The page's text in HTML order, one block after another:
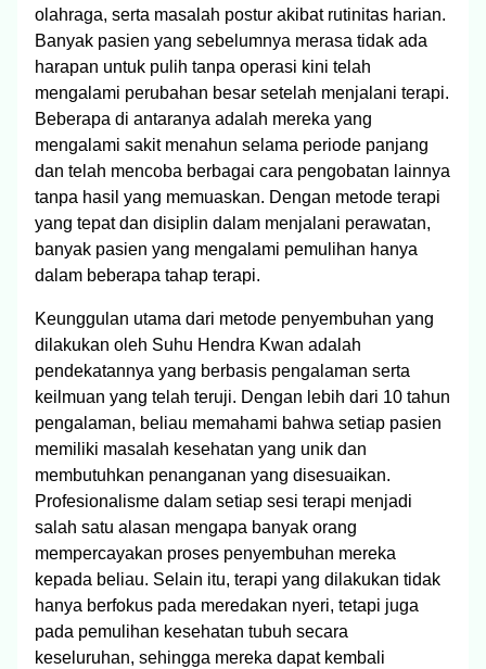
olahraga, serta masalah postur akibat rutinitas harian.
Banyak pasien yang sebelumnya merasa tidak ada
harapan untuk pulih tanpa operasi kini telah
mengalami perubahan besar setelah menjalani terapi.
Beberapa di antaranya adalah mereka yang
mengalami sakit menahun selama periode panjang
dan telah mencoba berbagai cara pengobatan lainnya
tanpa hasil yang memuaskan. Dengan metode terapi
yang tepat dan disiplin dalam menjalani perawatan,
banyak pasien yang mengalami pemulihan hanya
dalam beberapa tahap terapi.
Keunggulan utama dari metode penyembuhan yang
dilakukan oleh Suhu Hendra Kwan adalah
pendekatannya yang berbasis pengalaman serta
keilmuan yang telah teruji. Dengan lebih dari 10 tahun
pengalaman, beliau memahami bahwa setiap pasien
memiliki masalah kesehatan yang unik dan
membutuhkan penanganan yang disesuaikan.
Profesionalisme dalam setiap sesi terapi menjadi
salah satu alasan mengapa banyak orang
mempercayakan proses penyembuhan mereka
kepada beliau. Selain itu, terapi yang dilakukan tidak
hanya berfokus pada meredakan nyeri, tetapi juga
pada pemulihan kesehatan tubuh secara
keseluruhan, sehingga mereka dapat kembali